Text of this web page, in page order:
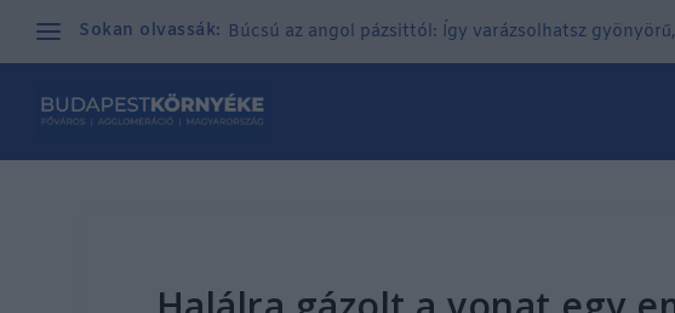
Sokan olvassák: Búcsú az angol pázsittól: Így varázsolhatsz